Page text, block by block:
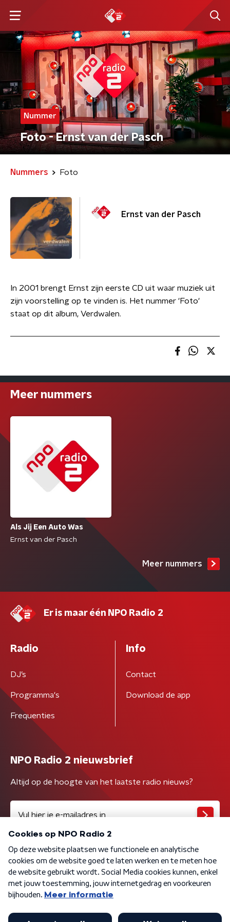
Nummer
Foto - Ernst van der Pasch
Nummers Foto
Ernst van der Pasch
In 2001 brengt Ernst zijn eerste CD uit waar muziek uit
zijn voorstelling op te vinden is. Het nummer 'Foto'
staat op dit album, Verdwalen.
Meer nummers
Als Jij Een Auto Was
Ernst van der Pasch
Meer nummers
Er is maar één NPO Radio 2
Radio
DJ’s
Programma's
Frequenties
Info
Contact
Download de app
NPO Radio 2 nieuwsbrief
Altijd op de hoogte van het laatste radio nieuws?
Algemene voorwaarden